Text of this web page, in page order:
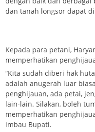
dan tanah longsor dapat
Kepada para petani,
memperhatikan
“Kita sudah diberi hak
adalah anugerah luar
penghijauan, ada petai,
lain-lain. Silakan, boleh
memperhatikan
imbau Bupati.